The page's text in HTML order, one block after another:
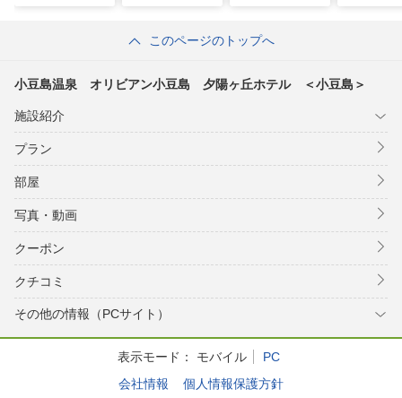
このページのトップへ
小豆島温泉 オリビアン小豆島 夕陽ヶ丘ホテル ＜小豆島＞
施設紹介
プラン
部屋
写真・動画
クーポン
クチコミ
その他の情報（PCサイト）
表示モード： モバイル
PC
会社情報
個人情報保護方針